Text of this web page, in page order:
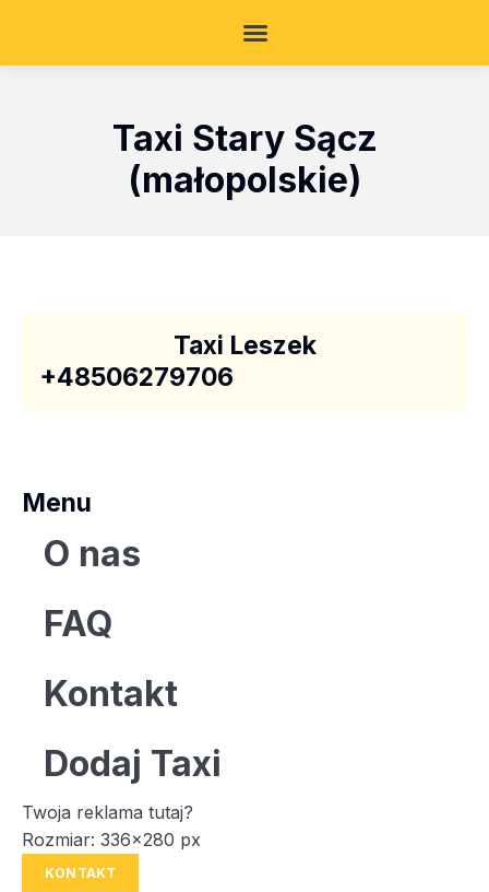
Taxi Stary Sącz
(małopolskie)
Taxi Leszek
+48506279706
Menu
O nas
FAQ
Kontakt
Dodaj Taxi
Twoja reklama tutaj?
Rozmiar: 336x280 px
KONTAKT